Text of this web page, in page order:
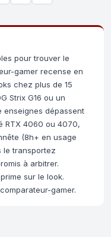
pour trouver le
gamer recense en
chez plus de 15
Strix G16 ou un
enseignes dépassent
RTX 4060 ou 4070,
(8h+ en usage
le transportez
à arbitrer.
sur le look.
gamer.